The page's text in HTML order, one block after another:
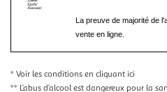
La preuve de majorité de
vente en ligne.
* Voir les conditions en cliquant ici
** L’abus d’alcool est dangereux pour la